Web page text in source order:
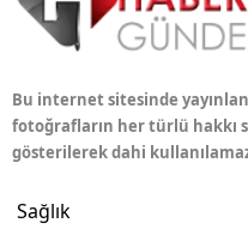
Bu internet sitesinde
fotoğrafların her türlü hakkı
gösterilerek dahi
Sağlık